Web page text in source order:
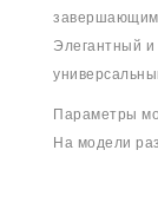
Элегантный
Параметры
На модели